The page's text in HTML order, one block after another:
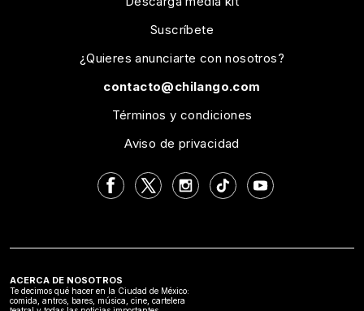
Suscríbete
¿Quieres anunciarte con nosotros?
contacto@chilango.com
Términos y condiciones
Aviso de privacidad
ACERCA DE NOSOTROS
Te decimos qué hacer en la Ciudad de México:
comida, antros, bares, música, cine, cartelera